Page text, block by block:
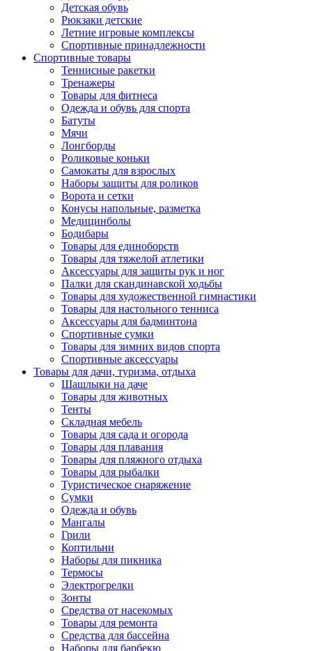
Детская обувь
Рюкзаки детские
Летние игровые комплексы
Спортивные принадлежности
Спортивные товары
Теннисные ракетки
Тренажеры
Товары для фитнеса
Одежда и обувь для спорта
Батуты
Мячи
Лонгборды
Роликовые коньки
Самокаты для взрослых
Наборы защиты для роликов
Ворота и сетки
Конусы напольные, разметка
Медицинболы
Бодибары
Товары для единоборств
Товары для тяжелой атлетики
Аксессуары для защиты рук и ног
Палки для скандинавской ходьбы
Товары для художественной гимнастики
Товары для настольного тенниса
Аксессуары для бадминтона
Спортивные сумки
Товары для зимних видов спорта
Спортивные аксессуары
Товары для дачи, туризма, отдыха
Шашлыки на даче
Товары для животных
Тенты
Складная мебель
Товары для сада и огорода
Товары для плавания
Товары для пляжного отдыха
Товары для рыбалки
Туристическое снаряжение
Сумки
Одежда и обувь
Мангалы
Грили
Коптильни
Наборы для пикника
Термосы
Электрогрелки
Зонты
Средства от насекомых
Товары для ремонта
Средства для бассейна
Наборы для барбекю